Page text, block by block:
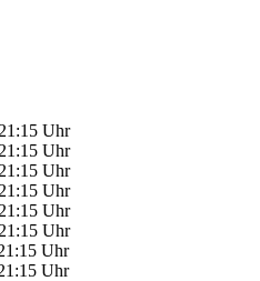
Uhr
Uhr
Uhr
Uhr
Uhr
Uhr
Uhr
Uhr